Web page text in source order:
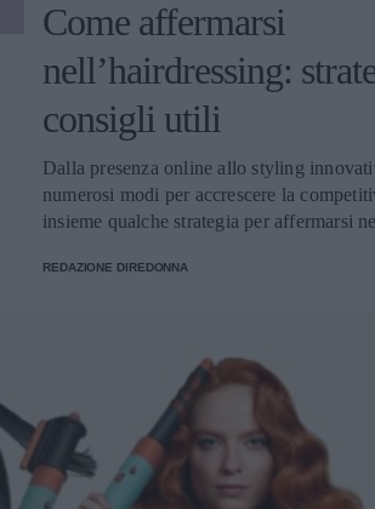
Come affermarsi
nell’hairdressing:
consigli utili
Dalla presenza online allo styling
numerosi modi per accrescere la
insieme qualche strategia per affermarsi
REDAZIONE DIREDONNA